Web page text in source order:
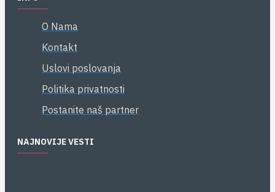
O Nama
Kontakt
Uslovi poslovanja
Politika privatnosti
Postanite naš partner
NAJNOVIJE VESTI